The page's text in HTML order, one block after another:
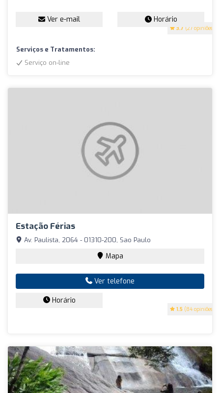
3.7 (27 opiniões)
Ver e-mail Horário
Serviços e Tratamentos:
Serviço on-line
Estação Férias
1.5 (84 opiniões)
Av. Paulista, 2064 - 01310-200, Sao Paulo
Mapa
Ver telefone
Horário